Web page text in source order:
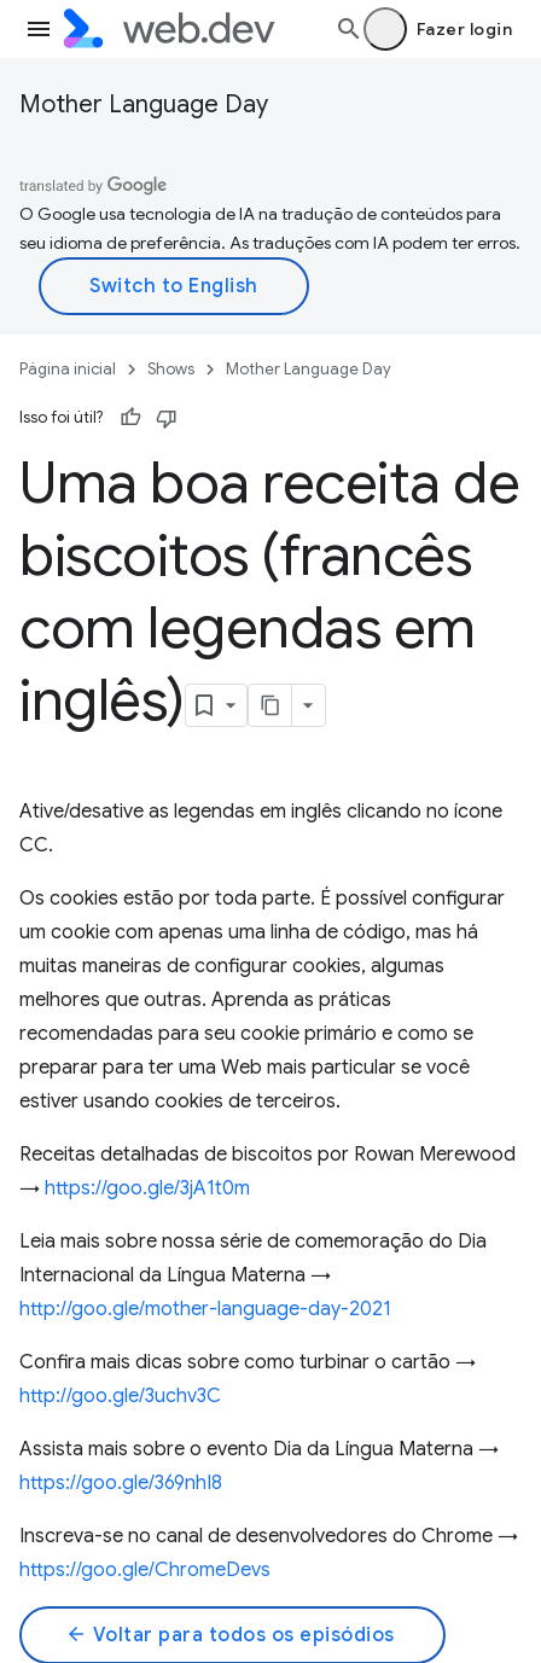
Fazer login
Mother Language Day
O Google usa tecnologia de IA na tradução de conteúdos para
seu idioma de preferência. As traduções com IA podem ter erros.
Página inicial Shows Mother Language Day
Isso foi útil?
Uma boa receita de
biscoitos (francês
com legendas em
inglês)
Ative/desative as legendas em inglês clicando no ícone
CC.
Os cookies estão por toda parte. É possível configurar
um cookie com apenas uma linha de código, mas há
muitas maneiras de configurar cookies, algumas
melhores que outras. Aprenda as práticas
recomendadas para seu cookie primário e como se
preparar para ter uma Web mais particular se você
estiver usando cookies de terceiros.
Receitas detalhadas de biscoitos por Rowan Merewood
→ https://goo.gle/3jA1t0m
Leia mais sobre nossa série de comemoração do Dia
Internacional da Língua Materna →
http://goo.gle/mother-language-day-2021
Confira mais dicas sobre como turbinar o cartão →
http://goo.gle/3uchv3C
Assista mais sobre o evento Dia da Língua Materna →
https://goo.gle/369nhI8
Inscreva-se no canal de desenvolvedores do Chrome →
https://goo.gle/ChromeDevs
arrow_back Voltar para todos os episódios